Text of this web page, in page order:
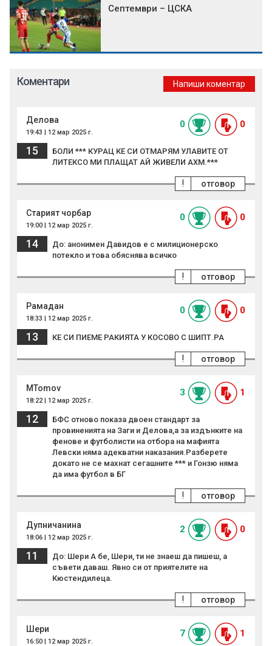
Септември – ЦСКА
Коментари Напиши коментар
Делова
19:43 | 12 мар 2025 г.
0 0
15
БОЛИ *** КУРАЦ КЕ СИ ОТМАРЯМ УЛАВИТЕ ОТ
ЛИТЕКСО МИ ПЛАЩАТ АЙ ЖИВЕЛИ АХМ.***
отговор
!
Старият чорбар
19:00 | 12 мар 2025 г.
0 0
14
До: анонимен Давидов е с милиционерско
потекло и това обяснява всичко
отговор
!
Рамадан
18:33 | 12 мар 2025 г.
0 0
13 КЕ СИ ПИЕМЕ РАКИЯТА У КОСОВО С ШИПТ.РА
отговор
!
МTomov
18:22 | 12 мар 2025 г.
3 1
12
БФС отново показа двоен стандарт за
провиненията на Заги и Делова,а за издънките на
фенове и футболисти на отбора на мафията
Левски няма адекватни наказания.Разберете
докато не се махнат сегашните *** и Гонзю няма
да има футбол в БГ
отговор
!
Дупничанина
18:06 | 12 мар 2025 г.
2 0
11
До: Шери А бе, Шери, ти не знаеш да пишеш, а
съвети даваш. Явно си от приятелите на
Кюстендилеца.
отговор
!
Шери
16:50 | 12 мар 2025 г.
7 1